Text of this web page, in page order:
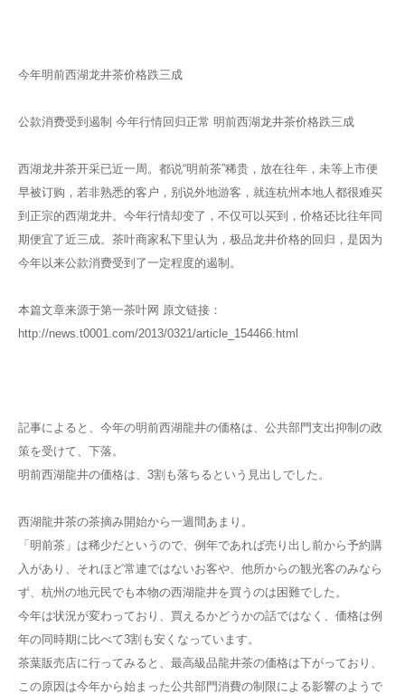
今年明前西湖龙井茶价格跌三成
公款消费受到遏制 今年行情回归正常 明前西湖龙井茶价格跌三成
西湖龙井茶开采已近一周。都说“明前茶”稀贵，放在往年，未等上市便
早被订购，若非熟悉的客户，别说外地游客，就连杭州本地人都很难买
到正宗的西湖龙井。今年行情却变了，不仅可以买到，价格还比往年同
期便宜了近三成。茶叶商家私下里认为，极品龙井价格的回归，是因为
今年以来公款消费受到了一定程度的遏制。
本篇文章来源于第一茶叶网 原文链接：
http://news.t0001.com/2013/0321/article_154466.html
記事によると、今年の明前西湖龍井の価格は、公共部門支出抑制の政
策を受けて、下落。
明前西湖龍井の価格は、3割も落ちるという見出しでした。
西湖龍井茶の茶摘み開始から一週間あまり。
「明前茶」は稀少だというので、例年であれば売り出し前から予約購
入があり、それほど常連ではないお客や、他所からの観光客のみなら
ず、杭州の地元民でも本物の西湖龍井を買うのは困難でした。
今年は状況が変わっており、買えるかどうかの話ではなく、価格は例
年の同時期に比べて3割も安くなっています。
茶葉販売店に行ってみると、最高級品龍井茶の価格は下がっており、
この原因は今年から始まった公共部門消費の制限による影響のようで
Books